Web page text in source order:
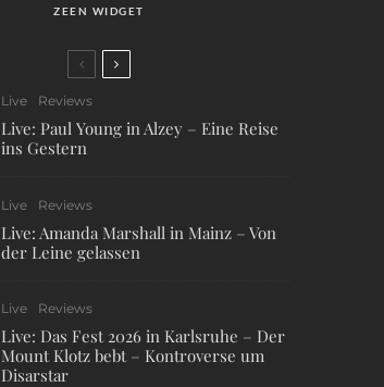
ZEEN WIDGET
Live Reviews
Live: Paul Young in Alzey – Eine Reise
ins Gestern
Live Reviews
Live: Amanda Marshall in Mainz – Von
der Leine gelassen
Live Reviews
Live: Das Fest 2026 in Karlsruhe – Der
Mount Klotz bebt – Kontroverse um
Disarstar